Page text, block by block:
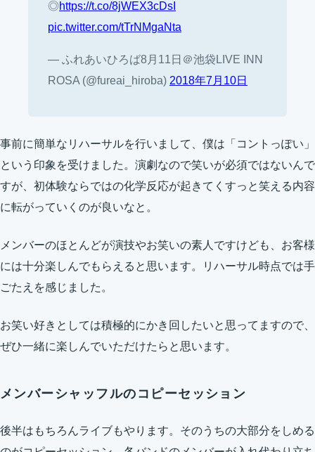
◎https://t.co/8jWEX3cDsI
pic.twitter.com/tTrNMgaNta
— ふれあいひろば8月11日＠池袋LIVE INN
ROSA (@fureai_hiroba) 2018年7月10日
事前に簡単なリハーサルを行いまして、僕は「コントっぽい」
という印象を受けました。演劇なので笑いが必須ではないんで
すが、初体験ならではの化学反応が起きてくすっと笑える内容
に転がっていくのが良いなと。
メンバーのほとんどが演技やお笑いの素人ですけども、お客様
には十分楽しんでもらえると思います。リハーサル時点では手
ごたえを感じました。
お笑い好きとしては積極的にかき回したいと思ってますので、
ぜひ一緒に楽しんでいただけたらと思います。
メンバーシャッフルのコピーセッション
後半はもちろんライブもやります。そのうちの大部分をしめる